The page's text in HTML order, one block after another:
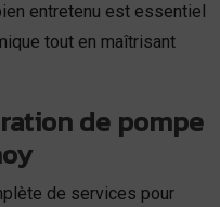
entretenu est essentiel
tout en maîtrisant
de pompe
de services pour